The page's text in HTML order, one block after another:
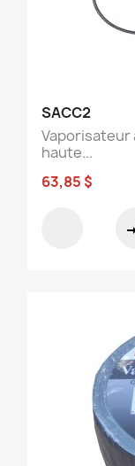
SACC2
Vaporisateur
haute...
63,85 $